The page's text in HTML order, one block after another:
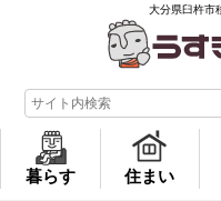
大分県臼杵市
暮らす 住まい